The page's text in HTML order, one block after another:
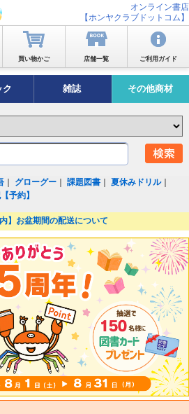
オンライン書店
【ホンヤクラブドットコム】
買い物かご 店舗一覧 ご利用ガイド
ク 雑誌 その他商材
グローグー ｜課題図書 ｜夏休みドリル｜
予約】
内】お盆期間の配送について